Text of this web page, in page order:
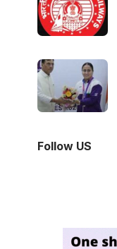
Follow US